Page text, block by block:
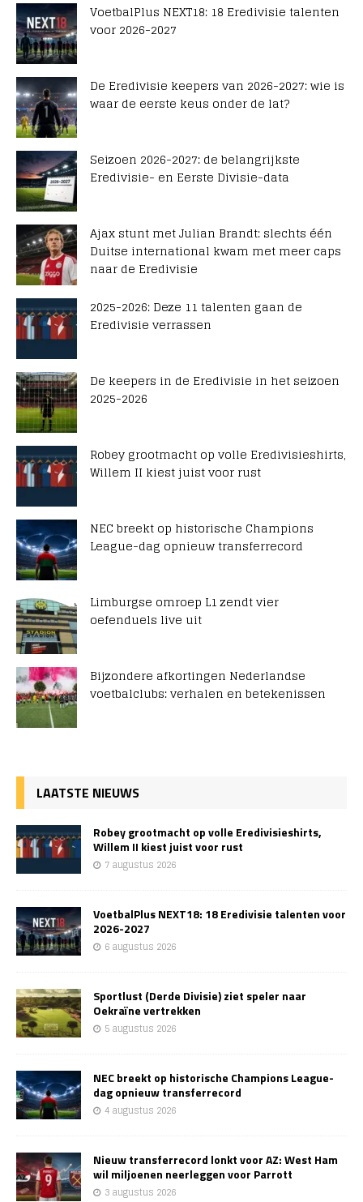
VoetbalPlus NEXT18: 18 Eredivisie talenten
voor 2026-2027
De Eredivisie keepers van 2026-2027: wie is
waar de eerste keus onder de lat?
Seizoen 2026-2027: de belangrijkste
Eredivisie- en Eerste Divisie-data
Ajax stunt met Julian Brandt: slechts één
Duitse international kwam met meer caps
naar de Eredivisie
2025-2026: Deze 11 talenten gaan de
Eredivisie verrassen
De keepers in de Eredivisie in het seizoen
2025-2026
Robey grootmacht op volle Eredivisieshirts,
Willem II kiest juist voor rust
NEC breekt op historische Champions
League-dag opnieuw transferrecord
Limburgse omroep L1 zendt vier
oefenduels live uit
Bijzondere afkortingen Nederlandse
voetbalclubs: verhalen en betekenissen
LAATSTE NIEUWS
Robey grootmacht op volle Eredivisieshirts,
Willem II kiest juist voor rust
7 augustus 2026
VoetbalPlus NEXT18: 18 Eredivisie talenten voor
2026-2027
6 augustus 2026
Sportlust (Derde Divisie) ziet speler naar
Oekraïne vertrekken
5 augustus 2026
NEC breekt op historische Champions League-
dag opnieuw transferrecord
4 augustus 2026
Nieuw transferrecord lonkt voor AZ: West Ham
wil miljoenen neerleggen voor Parrott
3 augustus 2026